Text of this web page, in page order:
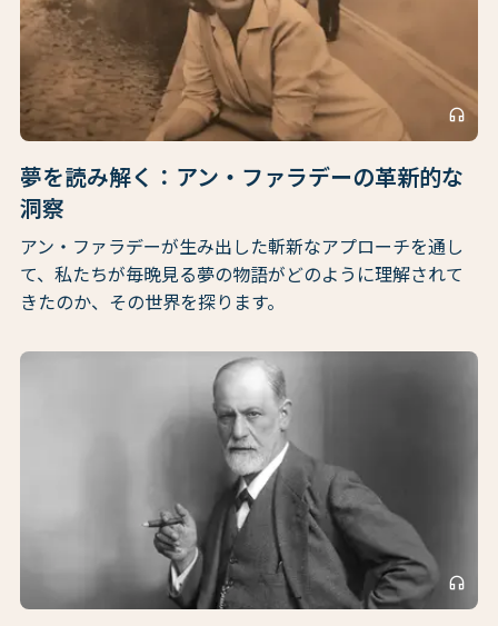
headphones
夢を読み解く：アン・ファラデーの革新的な
洞察
アン・ファラデーが生み出した斬新なアプローチを通し
て、私たちが毎晩見る夢の物語がどのように理解されて
きたのか、その世界を探ります。
headphones